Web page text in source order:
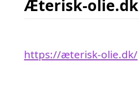
Æterisk-olie.dk
https://æterisk-olie.dk/